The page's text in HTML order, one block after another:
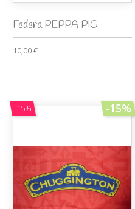
Federa PEPPA PIG
10,00 €
-15% -15%